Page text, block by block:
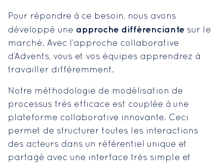
Pour répondre à ce besoin, nous avons
développé une approche différenciante sur le
marché. Avec l’approche collaborative
d’Advents, vous et vos équipes apprendrez à
travailler différemment.
Notre méthodologie de modélisation de
processus très efficace est couplée à une
plateforme collaborative innovante. Ceci
permet de structurer toutes les interactions
des acteurs dans un référentiel unique et
partagé avec une interface très simple et